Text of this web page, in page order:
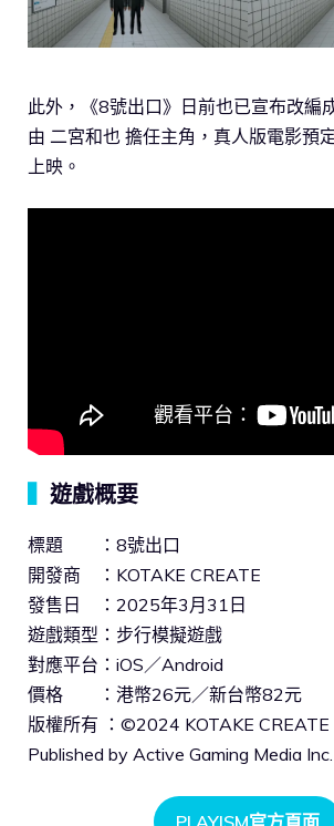
此外，《8號出口》日前也已宣布改編
由 二宮和也 擔任主角，真人版電影預
上映。
遊戲概要
標題 ：8號出口
開發商 ：KOTAKE CREATE
發售日 ：2025年3月31日
遊戲類型：步行模擬遊戲
對應平台：iOS／Android
價格 ：港幣26元／新台幣82元
版權所有 ：©2024 KOTAKE CREATE
Published by Active Gaming Media Inc.
PLAYISM官方頁面